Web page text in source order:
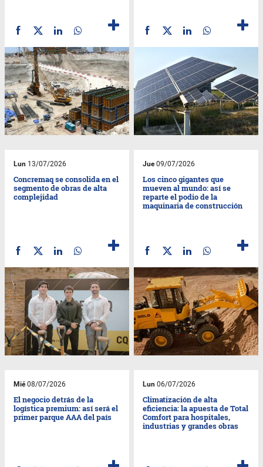
Lun 13/07/2026
Concremaq se consolida en el
segmento de obras de alta
complejidad
Jue09/07/2026
Los cinco gigantes que
mueven al mundo: así se
reparte el podio de la
maquinaria de construcción
Mié08/07/2026
El negocio detrás de la
logística premium: así será el
primer parque AAA del país
Lun 06/07/2026
Climatización de alta
eficiencia: la apuesta de Total
Comfort para hospitales,
industrias y grandes obras